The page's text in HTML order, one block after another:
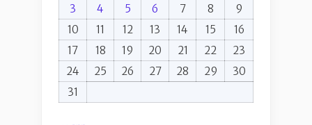
3
4 5 6 7 8
9
10
11 12 13 14 15
16
17
18 19 20 21 22
23
24
25 26 27 28 29
30
31